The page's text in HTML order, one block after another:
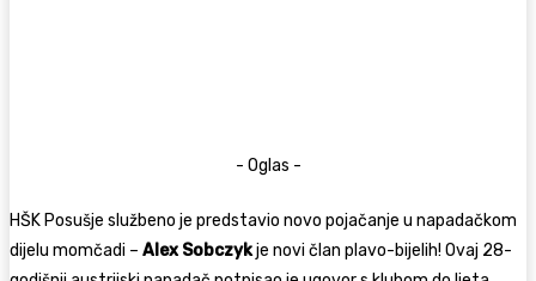
- Oglas -
HŠK Posušje službeno je predstavio novo pojačanje u napadačkom
dijelu momčadi – Alex Sobczykje novi član plavo-bijelih! Ovaj 28-